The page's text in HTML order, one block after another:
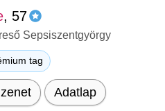
, 57
Sepsiszentgyörgy
tag
Adatlap